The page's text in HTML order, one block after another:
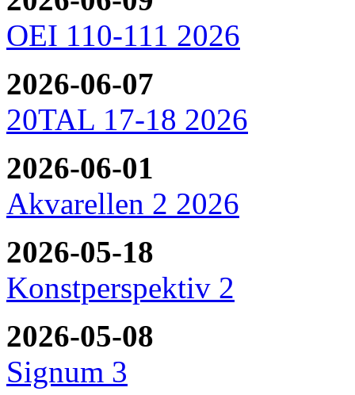
OEI 110-111 2026
2026-06-07
20TAL 17-18 2026
2026-06-01
Akvarellen 2 2026
2026-05-18
Konstperspektiv 2
2026-05-08
Signum 3